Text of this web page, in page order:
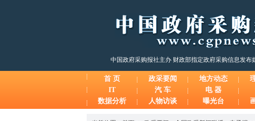
中国政府采购报社主办 财政部指定政府采购信息发布
首 页 政采要闻 地方动态
IT
汽 车 电 器
数据分析
人物访谈 曝光台